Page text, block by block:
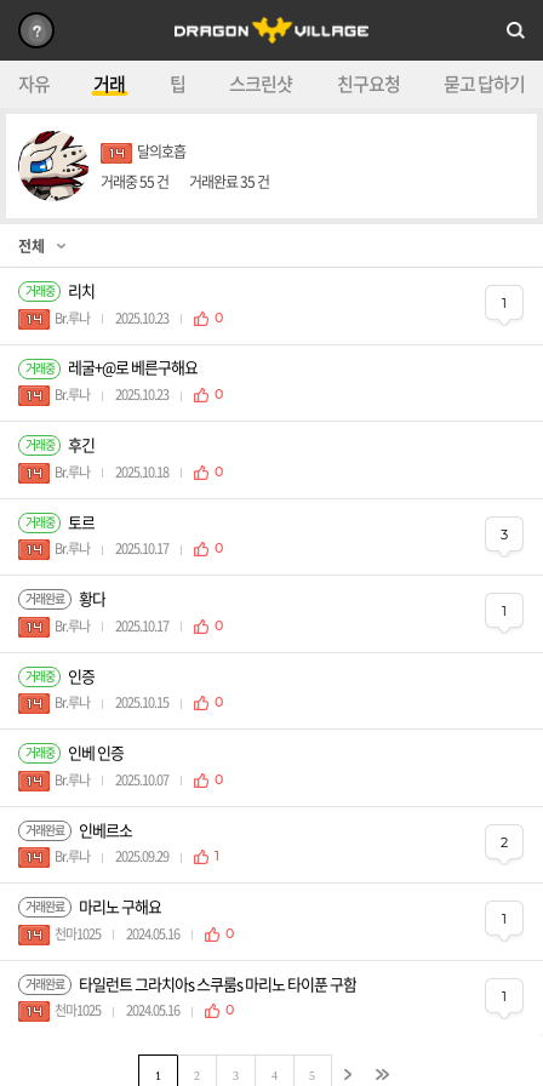
자유 거래 팁 스크린샷 친구요청 묻고 답하기
달의호흡
거래중55건 거래완료35건
거래중 리치
Br.루나 2025.10.23 0
1
거래중 레굴+@로 베른구해요
Br.루나 2025.10.23 0
거래중 후긴
Br.루나 2025.10.18 0
거래중 토르
Br.루나 2025.10.17 0
3
거래완료 황다
Br.루나 2025.10.17 0
1
거래중 인증
Br.루나 2025.10.15 0
거래중 인베 인증
Br.루나 2025.10.07 0
거래완료 인베르소
Br.루나 2025.09.29 1
2
거래완료 마리노 구해요
천마1025 2024.05.16 0
1
거래완료 타일런트 그라치아s 스쿠룸s 마리노 타이푼 구함
천마1025 2024.05.16 0
1
1 2 3 4 5